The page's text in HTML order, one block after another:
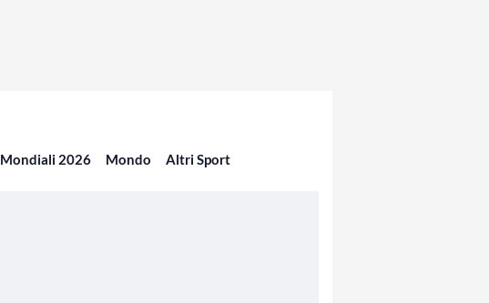
Mondiali 2026 Mondo Altri Sport